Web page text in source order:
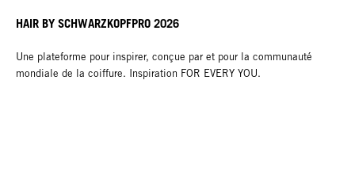
HAIR BY SCHWARZKOPFPRO 2026
Une plateforme pour inspirer, conçue par et pour la communauté
mondiale de la coiffure. Inspiration FOR EVERY YOU.